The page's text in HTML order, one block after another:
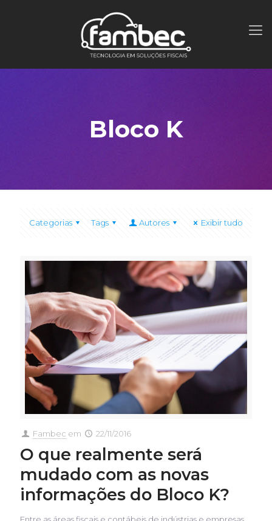
Bloco K
Categorias Tags Autores Exibir tudo
Fambec em 22/11/2016
O que realmente será
mudado com as novas
informações do Bloco K?